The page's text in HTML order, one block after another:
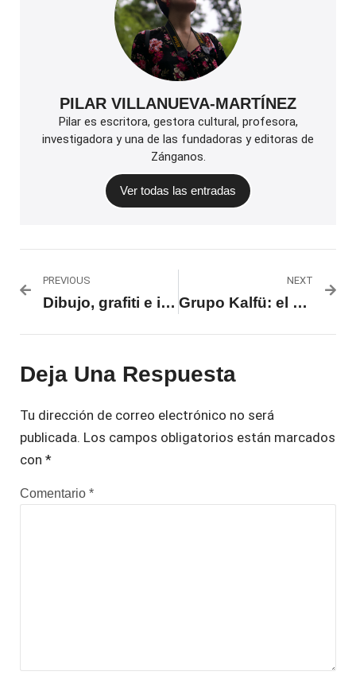
PILAR VILLANUEVA-MARTÍNEZ
Pilar es escritora, gestora cultural, profesora,
investigadora y una de las fundadoras y editoras de
Zánganos.
Ver todas las entradas
PREVIOUS
Dibujo, grafiti e ilustración: la propuesta visual de titino.
NEXT
Grupo Kalfü: el abrazo azul
Deja Una Respuesta
Tu dirección de correo electrónico no será
publicada. Los campos obligatorios están marcados
con *
Comentario *